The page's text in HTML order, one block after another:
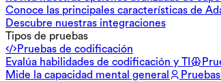
Conoce las principales características de
Descubre nuestras integraciones
Tipos de pruebas
Pruebas de codificación
Evalúa habilidades de codificación y TI
Mide la capacidad mental general